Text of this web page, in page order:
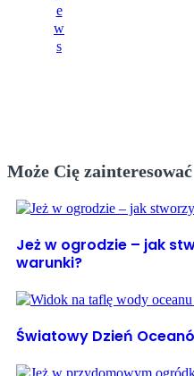
Może Cię zainteresować
Jeż w ogrodzie – jak
warunki?
Światowy Dzień